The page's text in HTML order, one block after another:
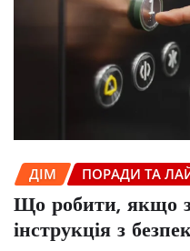
ДІМ ПОРАДИ ТА
Що робити, якщо
інструкція з